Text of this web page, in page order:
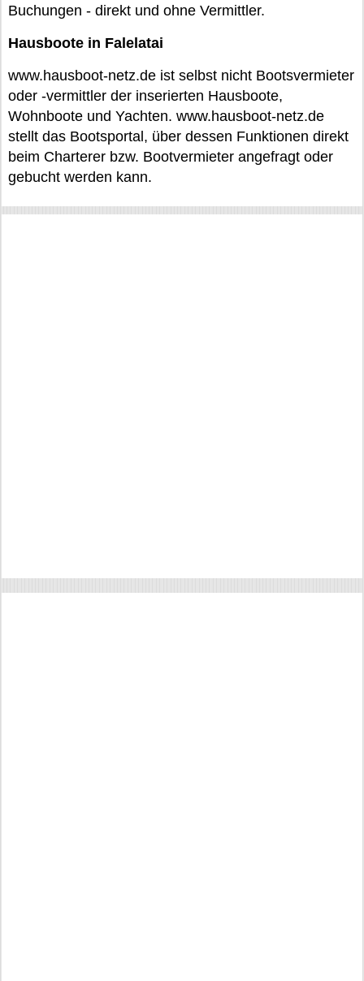
Buchungen - direkt und ohne Vermittler.
Hausboote in Falelatai
www.hausboot-netz.de ist selbst nicht Bootsvermieter
oder -vermittler der inserierten Hausboote,
Wohnboote und Yachten. www.hausboot-netz.de
stellt das Bootsportal, über dessen Funktionen direkt
beim Charterer bzw. Bootvermieter angefragt oder
gebucht werden kann.